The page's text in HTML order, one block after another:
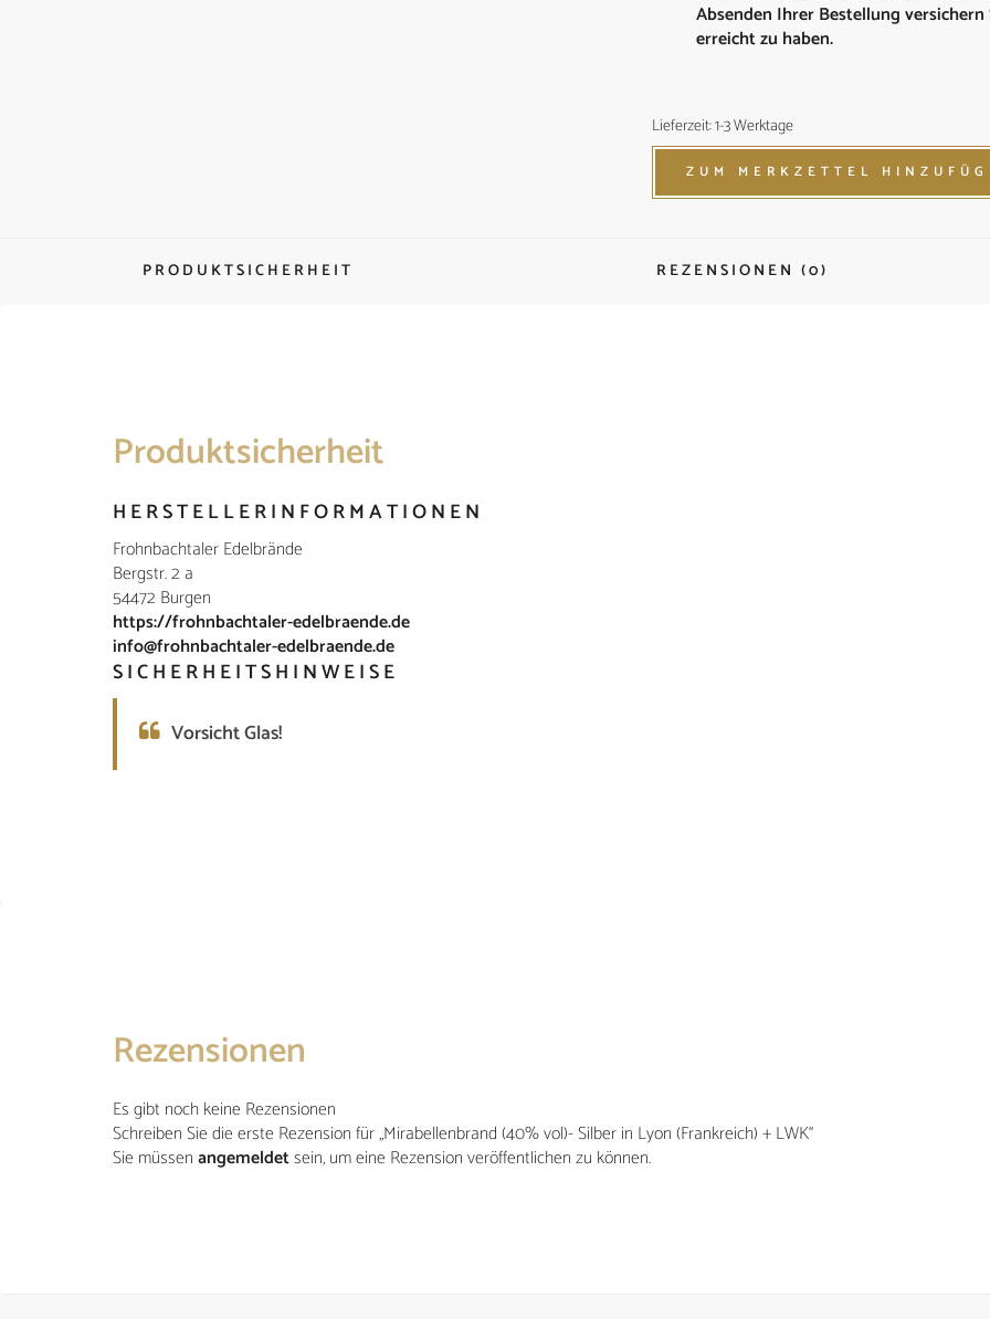
Absenden Ihrer Bestellung
erreicht zu haben.
Lieferzeit: 1-3 Werktage
ZUM MERKZETTEL
PRODUKTSICHERHEIT REZENSIONEN (0)
Produktsicherheit
HERSTELLERINFORMATIONEN
Frohnbachtaler Edelbrände
Bergstr. 2 a
54472 Burgen
https://frohnbachtaler-edelbraende.de
info@frohnbachtaler-edelbraende.de
SICHERHEITSHINWEISE
Vorsicht Glas!
Rezensionen
Es gibt noch keine Rezensionen
Schreiben Sie die erste Rezension für „Mirabellenbrand (40% vol)- Silber in Lyon (Frankreich) + LWK“
Sie müssenangemeldetsein, um eine Rezension veröffentlichen zu können.
Widerrufsrecht für Bestellungen
Vertrag widerrufen